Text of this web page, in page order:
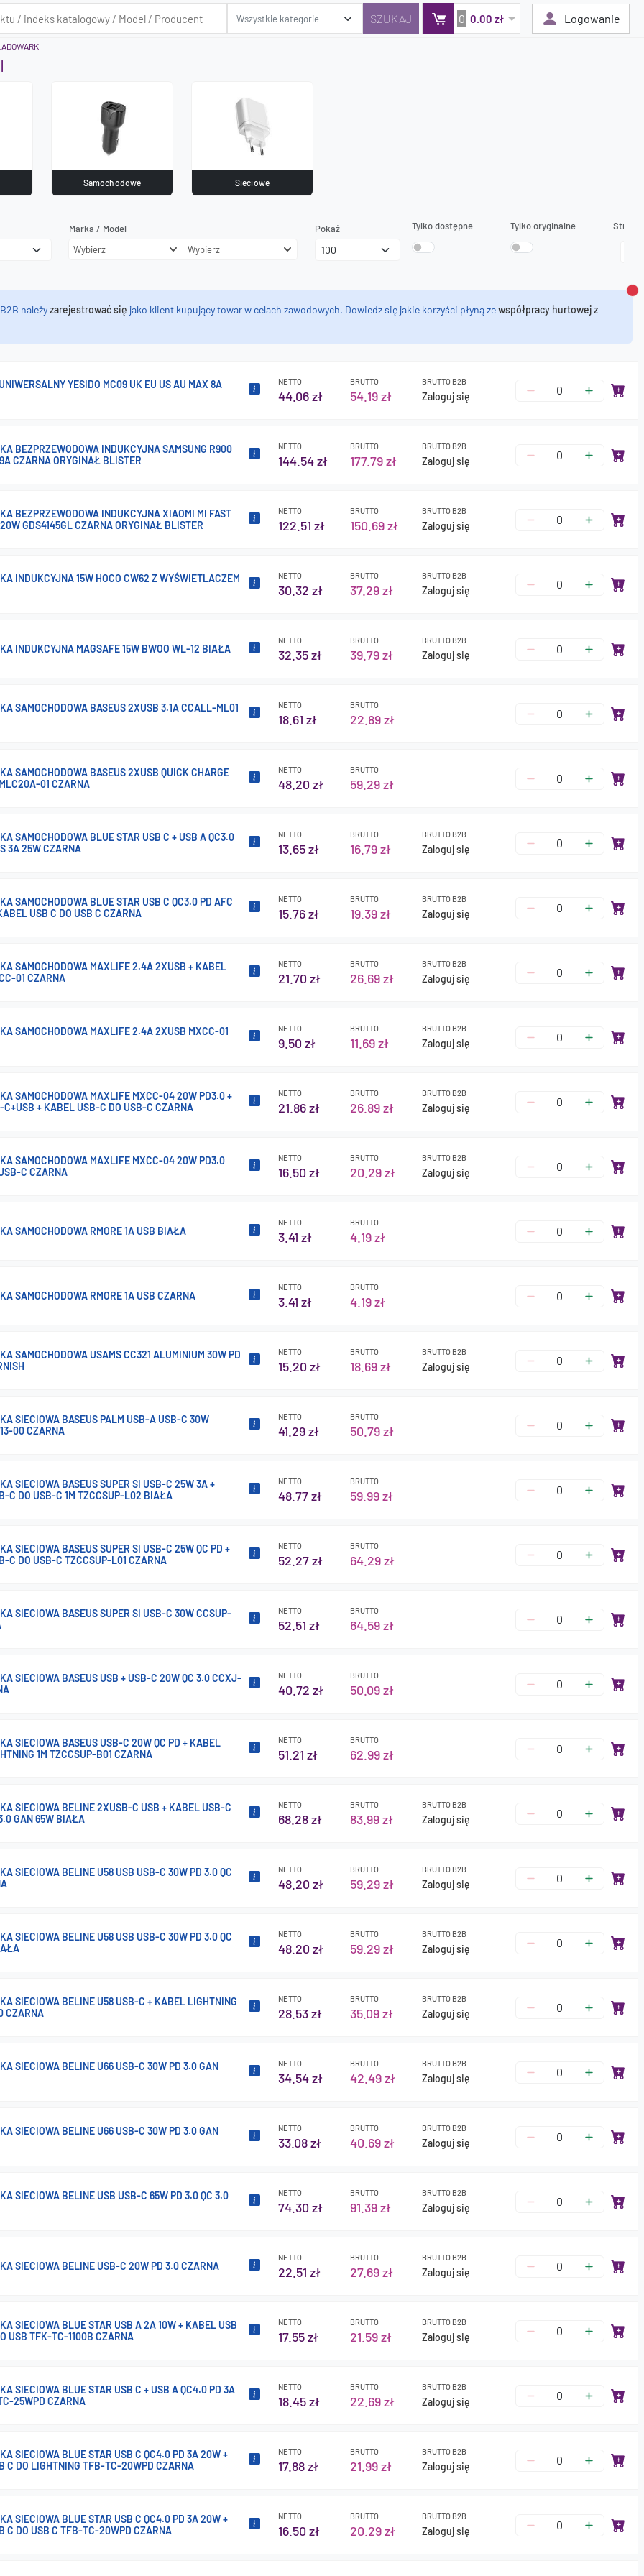
0 0.00 zł Logowanie
Samochodowe Sieciowe
Marka / Model
Wybierz
Wybierz
Pokaż Tylko dostępne Tylko oryginalne Strona
należyzarejestrować się jako klient kupujący towar w celach zawodowych. Dowiedz się jakie korzyści płyną zewspółpracy hurtowej z
YESIDO MC09 UK EU US AU MAX 8A NETTO
44.06 zł
BRUTTO
54.19 zł
BRUTTO B2B
Zaloguj się
BEZPRZEWODOWA INDUKCYJNA SAMSUNG R900
CZARNA ORYGINAŁ BLISTER
NETTO
144.54 zł
BRUTTO
177.79 zł
BRUTTO B2B
Zaloguj się
BEZPRZEWODOWA INDUKCYJNA XIAOMI MI FAST
GDS4145GL CZARNA ORYGINAŁ BLISTER
NETTO
122.51 zł
BRUTTO
150.69 zł
BRUTTO B2B
Zaloguj się
INDUKCYJNA 15W HOCO CW62 Z WYŚWIETLACZEM NETTO
30.32 zł
BRUTTO
37.29 zł
BRUTTO B2B
Zaloguj się
INDUKCYJNA MAGSAFE 15W BWOO WL-12 BIAŁA
NETTO
32.35 zł
BRUTTO
39.79 zł
BRUTTO B2B
Zaloguj się
SAMOCHODOWA BASEUS 2XUSB 3.1A CCALL-ML01 NETTO
18.61 zł
BRUTTO
22.89 zł
SAMOCHODOWA BASEUS 2XUSB QUICK CHARGE
01 CZARNA
NETTO
48.20 zł
BRUTTO
59.29 zł
SAMOCHODOWA BLUE STAR USB C + USB A QC3.0
3A 25W CZARNA
NETTO
13.65 zł
BRUTTO
16.79 zł
BRUTTO B2B
Zaloguj się
SAMOCHODOWA BLUE STAR USB C QC3.0 PD AFC
USB C DO USB C CZARNA
NETTO
15.76 zł
BRUTTO
19.39 zł
BRUTTO B2B
Zaloguj się
SAMOCHODOWA MAXLIFE 2.4A 2XUSB + KABEL
01 CZARNA
NETTO
21.70 zł
BRUTTO
26.69 zł
BRUTTO B2B
Zaloguj się
SAMOCHODOWA MAXLIFE 2.4A 2XUSB MXCC-01 NETTO
9.50 zł
BRUTTO
11.69 zł
BRUTTO B2B
Zaloguj się
SAMOCHODOWA MAXLIFE MXCC-04 20W PD3.0 +
C+USB + KABEL USB-C DO USB-C CZARNA
NETTO
21.86 zł
BRUTTO
26.89 zł
BRUTTO B2B
Zaloguj się
SAMOCHODOWA MAXLIFE MXCC-04 20W PD3.0
C CZARNA
NETTO
16.50 zł
BRUTTO
20.29 zł
BRUTTO B2B
Zaloguj się
SAMOCHODOWA RMORE 1A USB BIAŁA
NETTO
3.41 zł
BRUTTO
4.19 zł
SAMOCHODOWA RMORE 1A USB CZARNA
NETTO
3.41 zł
BRUTTO
4.19 zł
SAMOCHODOWA USAMS CC321 ALUMINIUM 30W PD
NETTO
15.20 zł
BRUTTO
18.69 zł
BRUTTO B2B
Zaloguj się
SIECIOWA BASEUS PALM USB-A USB-C 30W
00 CZARNA
NETTO
41.29 zł
BRUTTO
50.79 zł
SIECIOWA BASEUS SUPER SI USB-C 25W 3A +
C DO USB-C 1M TZCCSUP-L02 BIAŁA
NETTO
48.77 zł
BRUTTO
59.99 zł
SIECIOWA BASEUS SUPER SI USB-C 25W QC PD +
C DO USB-C TZCCSUP-L01 CZARNA
NETTO
52.27 zł
BRUTTO
64.29 zł
SIECIOWA BASEUS SUPER SI USB-C 30W CCSUP-
NETTO
52.51 zł
BRUTTO
64.59 zł
SIECIOWA BASEUS USB + USB-C 20W QC 3.0 CCXJ-
NETTO
40.72 zł
BRUTTO
50.09 zł
SIECIOWA BASEUS USB-C 20W QC PD + KABEL
1M TZCCSUP-B01 CZARNA
NETTO
51.21 zł
BRUTTO
62.99 zł
SIECIOWA BELINE 2XUSB-C USB + KABEL USB-C
GAN 65W BIAŁA
NETTO
68.28 zł
BRUTTO
83.99 zł
BRUTTO B2B
Zaloguj się
SIECIOWA BELINE U58 USB USB-C 30W PD 3.0 QC
NETTO
48.20 zł
BRUTTO
59.29 zł
BRUTTO B2B
Zaloguj się
SIECIOWA BELINE U58 USB USB-C 30W PD 3.0 QC
NETTO
48.20 zł
BRUTTO
59.29 zł
BRUTTO B2B
Zaloguj się
SIECIOWA BELINE U58 USB-C + KABEL LIGHTNING
CZARNA
NETTO
28.53 zł
BRUTTO
35.09 zł
BRUTTO B2B
Zaloguj się
SIECIOWA BELINE U66 USB-C 30W PD 3.0 GAN NETTO
34.54 zł
BRUTTO
42.49 zł
BRUTTO B2B
Zaloguj się
SIECIOWA BELINE U66 USB-C 30W PD 3.0 GAN NETTO
33.08 zł
BRUTTO
40.69 zł
BRUTTO B2B
Zaloguj się
SIECIOWA BELINE USB USB-C 65W PD 3.0 QC 3.0 NETTO
74.30 zł
BRUTTO
91.39 zł
BRUTTO B2B
Zaloguj się
SIECIOWA BELINE USB-C 20W PD 3.0 CZARNA
NETTO
22.51 zł
BRUTTO
27.69 zł
BRUTTO B2B
Zaloguj się
SIECIOWA BLUE STAR USB A 2A 10W + KABEL USB
USB TFK-TC-1100B CZARNA
NETTO
17.55 zł
BRUTTO
21.59 zł
BRUTTO B2B
Zaloguj się
SIECIOWA BLUE STAR USB C + USB A QC4.0 PD 3A
25WPD CZARNA
NETTO
18.45 zł
BRUTTO
22.69 zł
BRUTTO B2B
Zaloguj się
SIECIOWA BLUE STAR USB C QC4.0 PD 3A 20W +
C DO LIGHTNING TFB-TC-20WPD CZARNA
NETTO
17.88 zł
BRUTTO
21.99 zł
BRUTTO B2B
Zaloguj się
SIECIOWA BLUE STAR USB C QC4.0 PD 3A 20W +
C DO USB C TFB-TC-20WPD CZARNA
NETTO
16.50 zł
BRUTTO
20.29 zł
BRUTTO B2B
Zaloguj się